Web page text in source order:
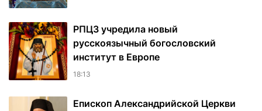
РПЦЗ учредила новый
русскоязычный богословский
институт в Европе
18:13
Епископ Александрийской Церкви